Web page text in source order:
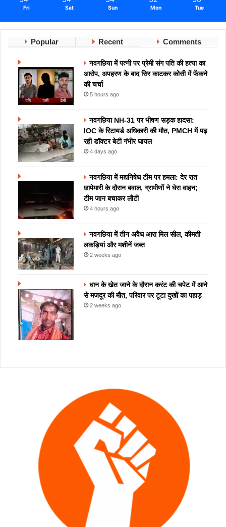
Fri Sat Sun Mon Tue
Popular Recent Comments
नवगछिया में पत्नी पर प्रेमी संग पति की हत्या का
आरोप, अपहरण के बाद सिर काटकर कोसी में फेंकने
की चर्चा
5 hours ago
नवगछिया NH-31 पर भीषण सड़क हादसा:
IOC के रिटायर्ड अधिकारी की मौत, PMCH में पढ़
रही डॉक्टर बेटी गंभीर घायल
4 days ago
नवगछिया में मद्यनिषेध टीम पर हमला: देर रात
छापेमारी के दौरान बवाल, ग्रामीणों ने घेरा वाहन;
टीम जान बचाकर लौटी
4 hours ago
नवगछिया में तीन अवैध आरा मिल सील, कीमती
लकड़ियां और मशीनें जब्त
2 weeks ago
धान के खेत जाने के दौरान करंट की चपेट में आने
से मजदूर की मौत, परिवार पर टूटा दुखों का पहाड़
2 weeks ago